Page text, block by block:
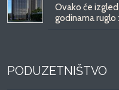
Ovako će
godinama
PODUZETNIŠTVO